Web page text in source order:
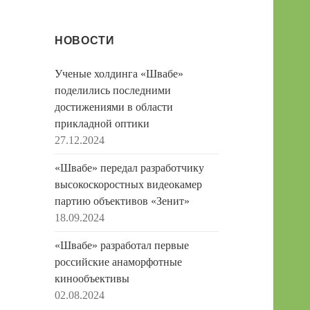
НОВОСТИ
Ученые холдинга «Швабе»
поделились последними
достижениями в области
прикладной оптики
27.12.2024
«Швабе» передал разработчику
высокоскоростных видеокамер
партию объективов «Зенит»
18.09.2024
«Швабе» разработал первые
российские анаморфотные
кинообъективы
02.08.2024